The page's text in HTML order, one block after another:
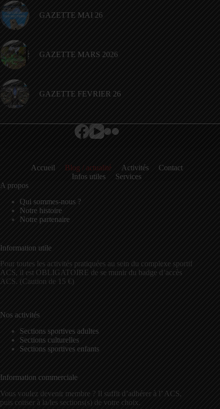
GAZETTE MAI 26
GAZETTE MARS 2026
GAZETTE FEVRIER 26
Accueil Blog / actualité Activités
Contact
Infos utiles
Services
A propos
Qui sommes-nous ?
Notre histoire
Notre partenaire
Information utile
Pour toutes les activités pratiquées au sein du complexe sportif
ACS, il est OBLIGATOIRE de se munir du badge d’accès
ACS. (Caution de 15 €)
Nos activités
Sections sportives adultes
Sections culturelles
Sections sportives enfants
Information commerciale
Vous voulez devenir membre ? Il suffit d’adhérer à l’ ACS,
puis cotiser à la/les sections(s) de votre choix.